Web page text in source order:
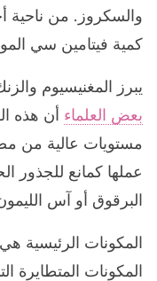
والسكروز. من
كمية فيتامين سي
يبرز المغنيسيوم
بعض العلماء أن هذه
مستويات عالية من
عملها كمانع للجذور
البرقوق أو آس
المكونات الرئيسية هي
المكونات المتطايرة